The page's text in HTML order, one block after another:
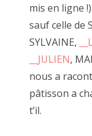
2021 août
2021 juillet
2021 juin
2021 mai
2021 mars
mis en ligne
sauf celle de
SYLVAINE,
__JULIEN,
nous a
pâtisson a
t’il.
est ce qui rend
deux fois), il
Passioné par le